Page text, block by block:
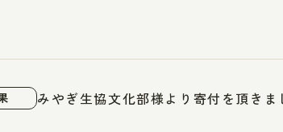
みやぎ生協文化部様より寄付を頂きま